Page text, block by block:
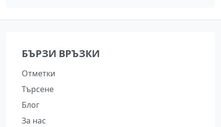
БЪРЗИ ВРЪЗКИ
Отметки
Търсене
Блог
За нас